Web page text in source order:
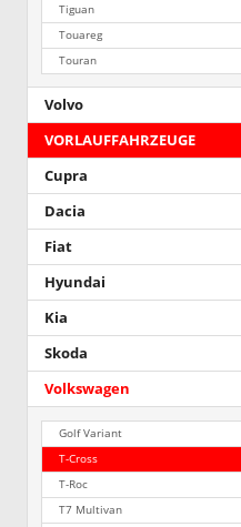
Tiguan
Touareg
Touran
Volvo
VORLAUFFAHRZEUGE
Cupra
Dacia
Fiat
Hyundai
Kia
Skoda
Volkswagen
Golf Variant
T-Cross
T-Roc
T7 Multivan